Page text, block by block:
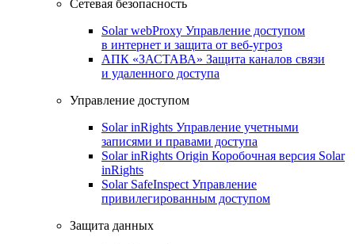
Сетевая безопасность
Solar webProxy Управление доступом
в интернет и защита от веб-угроз
АПК «ЗАСТАВА» Защита каналов связи
и удаленного доступа
Управление доступом
Solar inRights Управление учетными
записями и правами доступа
Solar inRights Origin Коробочная версия Solar
inRights
Solar SafeInspect Управление
привилегированным доступом
Защита данных